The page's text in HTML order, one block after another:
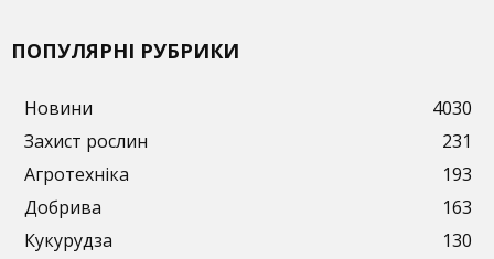
ПОПУЛЯРНІ РУБРИКИ
Новини
4030
Захист рослин
231
Агротехніка
193
Добрива
163
Кукурудза
130